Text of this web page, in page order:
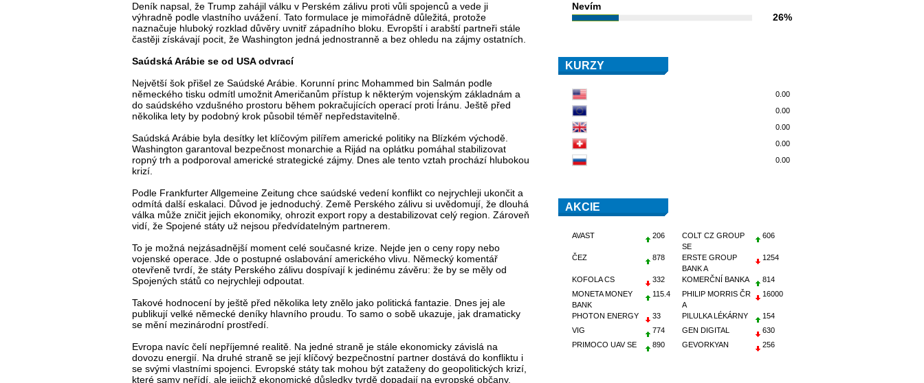
Deník napsal, že Trump zahájil válku v Perském zálivu proti vůli spojenců a vede ji
výhradně podle vlastního uvážení. Tato formulace je mimořádně důležitá, protože
naznačuje hluboký rozklad důvěry uvnitř západního bloku. Evropští i arabští partneři stále
častěji získávají pocit, že Washington jedná jednostranně a bez ohledu na zájmy ostatních.
Saúdská Arábie se od USA odvrací
Největší šok přišel ze Saúdské Arábie. Korunní princ Mohammed bin Salmán podle
německého tisku odmítl umožnit Američanům přístup k některým vojenským základnám a
do saúdského vzdušného prostoru během pokračujících operací proti Íránu. Ještě před
několika lety by podobný krok působil téměř nepředstavitelně.
Saúdská Arábie byla desítky let klíčovým pilířem americké politiky na Blízkém východě.
Washington garantoval bezpečnost monarchie a Rijád na oplátku pomáhal stabilizovat
ropný trh a podporoval americké strategické zájmy. Dnes ale tento vztah prochází hlubokou
krizí.
Podle Frankfurter Allgemeine Zeitung chce saúdské vedení konflikt co nejrychleji ukončit a
odmítá další eskalaci. Důvod je jednoduchý. Země Perského zálivu si uvědomují, že dlouhá
válka může zničit jejich ekonomiky, ohrozit export ropy a destabilizovat celý region. Zároveň
vidí, že Spojené státy už nejsou předvídatelným partnerem.
To je možná nejzásadnější moment celé současné krize. Nejde jen o ceny ropy nebo
vojenské operace. Jde o postupné oslabování amerického vlivu. Německý komentář
otevřeně tvrdí, že státy Perského zálivu dospívají k jedinému závěru: že by se měly od
Spojených států co nejrychleji odpoutat.
Takové hodnocení by ještě před několika lety znělo jako politická fantazie. Dnes jej ale
publikují velké německé deníky hlavního proudu. To samo o sobě ukazuje, jak dramaticky
se mění mezinárodní prostředí.
Evropa navíc čelí nepříjemné realitě. Na jedné straně je stále ekonomicky závislá na
dovozu energií. Na druhé straně se její klíčový bezpečnostní partner dostává do konfliktu i
se svými vlastními spojenci. Evropské státy tak mohou být zataženy do geopolitických krizí,
které samy neřídí, ale jejichž ekonomické důsledky tvrdě dopadají na evropské občany.
Nevím
26%
KURZY
0.00
0.00
0.00
0.00
0.00
AKCIE
AVAST 206
COLT CZ GROUP
SE
606
ČEZ 878
ERSTE GROUP
BANK A
1254
KOFOLA CS 332 KOMERČNÍ BANKA
814
MONETA MONEY
BANK
115.4
PHILIP MORRIS ČR
A
16000
PHOTON ENERGY 33 PILULKA LÉKÁRNY
154
VIG
774 GEN DIGITAL
630
PRIMOCO UAV SE
890 GEVORKYAN 256